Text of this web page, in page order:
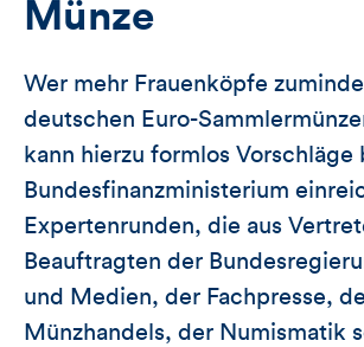
Münze
Wer mehr Frauenköpfe
deutschen Euro-
kann hierzu formlos Vorschläge
Bundesfinanzministerium
Expertenrunden, die aus
Beauftragten der
und Medien, der Fachpresse,
Münzhandels, der Numismatik